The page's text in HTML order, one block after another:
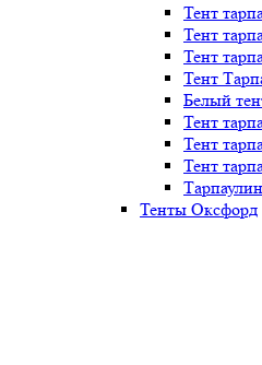
Тент
Тент
Тент
Тент
Белый
Тент
Тент
Тент
Тенты Оксфорд